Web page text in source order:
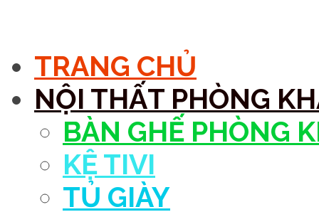
TRANG CHỦ
NỘI THẤT PHÒNG
BÀN GHẾ PHÒNG
KỆ TIVI
TỦ GIÀY